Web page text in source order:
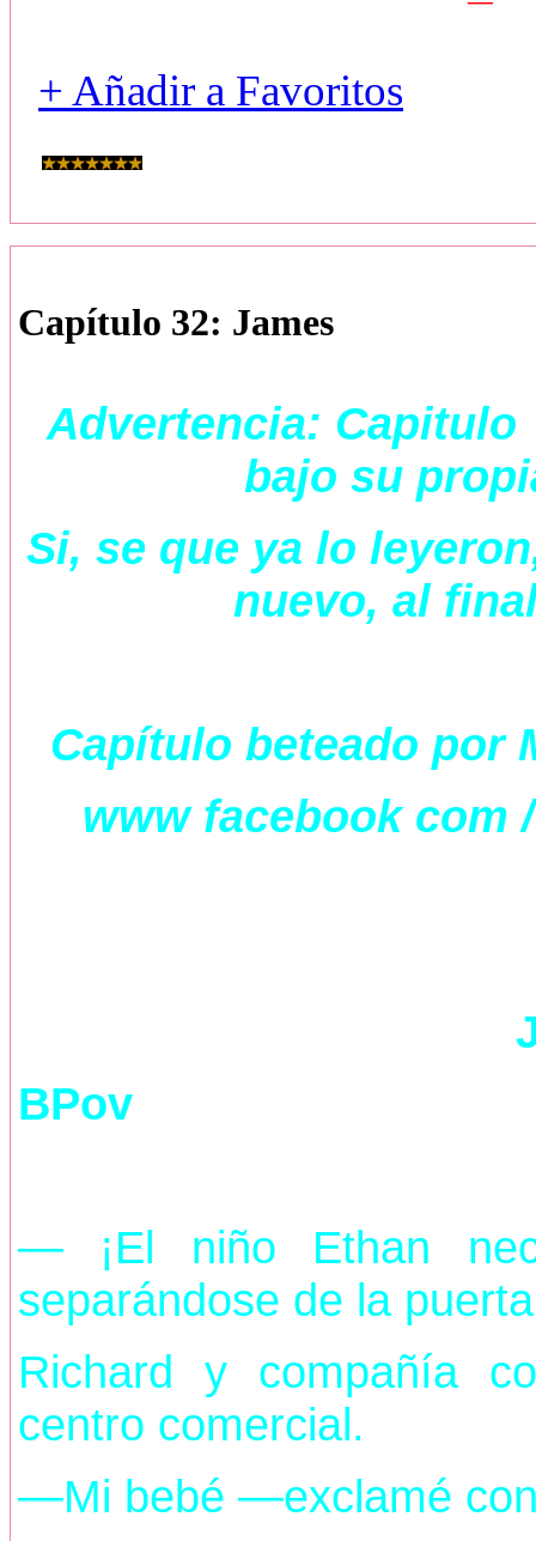
+ Añadir a Favoritos
Capítulo 32: James
Advertencia: Capitulo
bajo su
Si, se que ya lo
nuevo, al
Capítulo beteado por
www facebook com
BPov
— ¡El niño Ethan
separándose de la
Richard y compañía
centro comercial.
—Mi bebé —exclamé